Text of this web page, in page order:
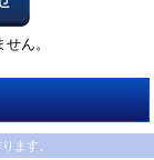
ん。
ます。